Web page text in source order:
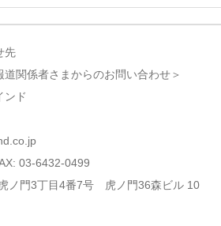
先
道関係者さまからのお問い合わせ＞
ンド
03-6432-0499
ノ門3丁目4番7号 虎ノ門36森ビル 10